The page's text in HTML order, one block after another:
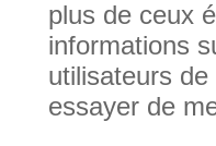
plus de ceux
informations
utilisateurs
essayer de